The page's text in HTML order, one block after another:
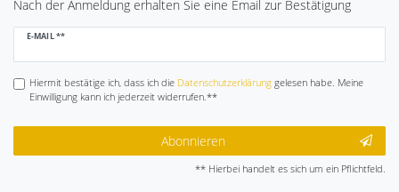
Nach der Anmeldung erhalten Sie eine Email zur Bestätigung
E-MAIL **
Newsletter
Hiermit bestätige ich, dass ich die Daten­schutz­erklärunggelesen habe. Meine
Einwilligung kann ich jederzeit widerrufen.**
Abonnieren
** Hierbei handelt es sich um ein Pflichtfeld.